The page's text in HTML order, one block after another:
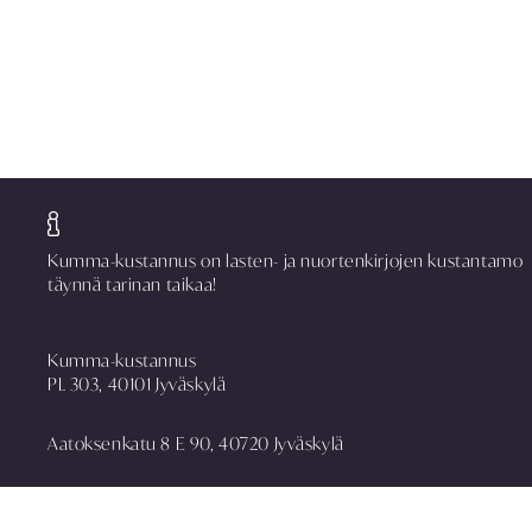
Kumma-kustannus on lasten- ja nuortenkirjojen kustantamo
täynnä tarinan taikaa!
Kumma-kustannus
PL 303, 40101 Jyväskylä
Aatoksenkatu 8 E 90, 40720 Jyväskylä